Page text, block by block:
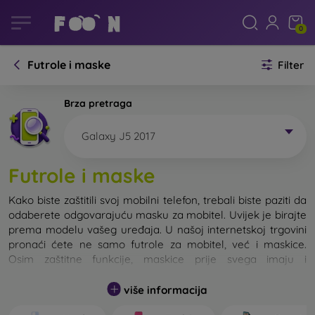
0
Futrole i maske Filter
Brza pretraga
Galaxy J5 2017
Futrole i maske
Kako biste zaštitili svoj mobilni telefon, trebali biste paziti da
odaberete odgovarajuću masku za mobitel. Uvijek je birajte
prema modelu vašeg uređaja. U našoj internetskoj trgovini
pronaći ćete ne samo futrole za mobitel, već i maskice.
Osim zaštitne funkcije, maskice prije svega imaju i
Maskicu za mobitel možemo također nazvati i stražnjom
više informacija